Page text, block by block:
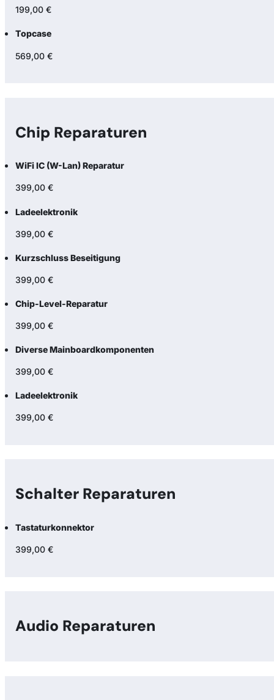
199,00 €
Topcase
569,00 €
Chip Reparaturen
WiFi IC (W-Lan) Reparatur
399,00 €
Ladeelektronik
399,00 €
Kurzschluss Beseitigung
399,00 €
Chip-Level-Reparatur
399,00 €
Diverse Mainboardkomponenten
399,00 €
Ladeelektronik
399,00 €
Schalter Reparaturen
Tastaturkonnektor
399,00 €
Audio Reparaturen